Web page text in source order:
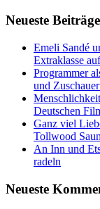
Neueste Beiträge
Emeli Sandé
Extraklasse
Programmer
und
Deutschen
Ganz viel
Tollwood
An Inn und
radeln
Neueste